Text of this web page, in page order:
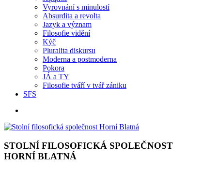
Vyrovnání s minulostí
Absurdita a revolta
Jazyk a význam
Filosofie vidění
Kýč
Pluralita diskursu
Moderna a postmoderna
Pokora
JÁ a TY
Filosofie tváří v tvář zániku
SFS
STOLNÍ FILOSOFICKÁ SPOLEČNOST
HORNÍ BLATNÁ